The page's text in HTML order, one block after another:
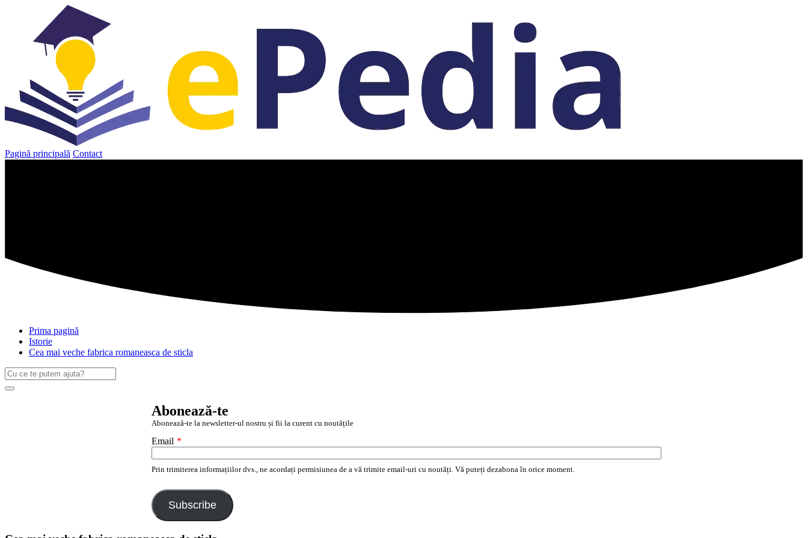
Pagină principală Contact
Prima pagină
Istorie
Cea mai veche fabrica romaneasca de sticla
Caută
după:
Search
Abonează-te
Abonează-te la newsletter-ul nostru și fii la curent cu noutățile
Email *
Prin trimiterea informațiilor dvs., ne acordați permisiunea de a vă trimite email-uri cu noutăți. Vă puteți dezabona în orice moment.
Subscribe